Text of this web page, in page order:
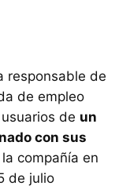
responsable de
de empleo
de un
con sus
compañía en
de julio